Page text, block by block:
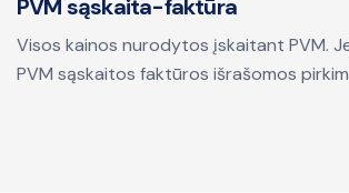
PVM sąskaita-faktūra
Visos kainos nurodytos įskaitant PVM.
PVM sąskaitos faktūros išrašomos